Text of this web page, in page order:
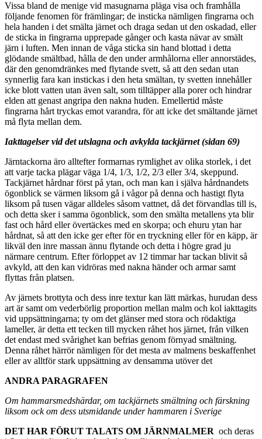
Vissa bland de menige vid masugnarna pläga visa och framhålla
följande fenomen för främlingar; de insticka nämligen fingrarna och
hela handen i det smälta järnet och draga sedan ut den oskadad, eller
de sticka in fingrarna upprepade gånger och kasta nävar av smält
järn i luften. Men innan de våga sticka sin hand blottad i detta
glödande smältbad, hålla de den under armhålorna eller annorstädes,
där den genomdränkes med flytande svett, så att den sedan utan
synnerlig fara kan instickas i den heta smältan, ty svetten innehåller
icke blott vatten utan även salt, som tilltäpper alla porer och hindrar
elden att genast angripa den nakna huden. Emellertid måste
fingrarna hårt tryckas emot varandra, för att icke det smältande järnet
må flyta mellan dem.
Iakttagelser vid det utslagna och avkylda tackjärnet (sidan 69)
Järntackorna äro alltefter formarnas rymlighet av olika storlek, i det
att varje tacka plägar väga 1/4, 1/3, 1/2, 2/3 eller 3/4, skeppund.
Tackjärnet hårdnar först på ytan, och man kan i själva hårdnandets
ögonblick se värmen liksom gå i vågor på denna och hastigt flyta
liksom på tusen vägar alldeles såsom vattnet, då det förvandlas till is,
och detta sker i samma ögonblick, som den smälta metallens yta blir
fast och hård eller övertäckes med en skorpa; och ehuru ytan har
hårdnat, så att den icke ger efter för en tryckning eller för en käpp, är
likväl den inre massan ännu flytande och detta i högre grad ju
närmare centrum. Efter förloppet av 12 timmar har tackan blivit så
avkyld, att den kan vidröras med nakna händer och armar samt
flyttas från platsen.
Av järnets brottyta och dess inre textur kan lätt märkas, hurudan dess
art är samt om vederbörlig proportion mellan malm och kol iakttagits
vid uppsättningarna; ty om det glänser med stora och rödaktiga
lameller, är detta ett tecken till mycken råhet hos järnet, från vilken
det endast med svårighet kan befrias genom förnyad smältning.
Denna råhet härrör nämligen för det mesta av malmens beskaffenhet
eller av alltför stark uppsättning av densamma utöver det
ANDRA PARAGRAFEN
Om hammarsmedshärdar, om tackjärnets smältning och färskning
liksom ock om dess utsmidande under hammaren i Sverige
DET HAR FÖRUT TALATS OM JÄRNMALMER och deras